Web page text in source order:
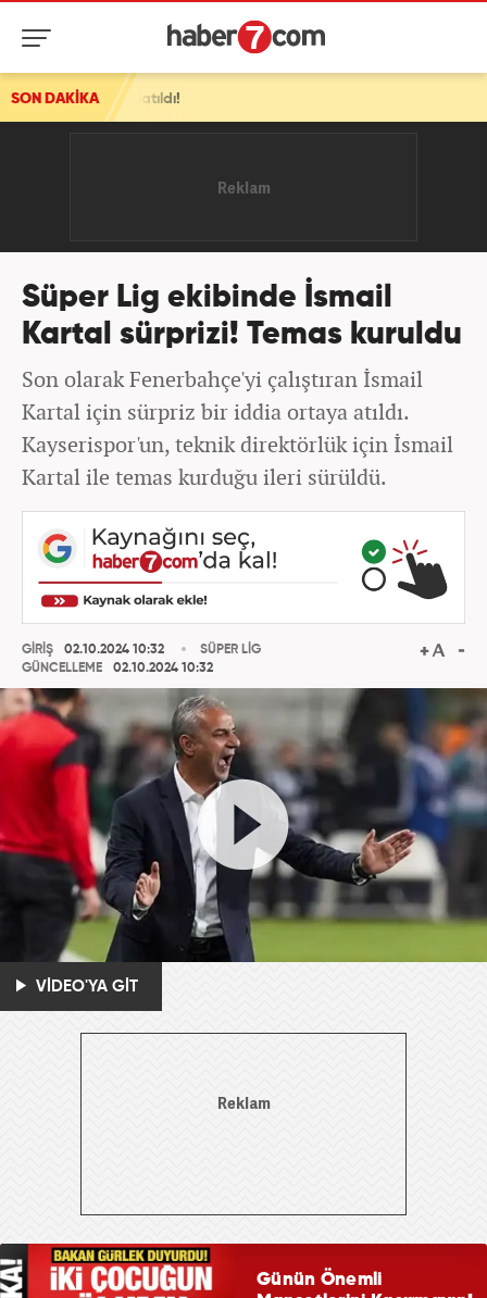
SON DAKİKA
Süper Lig ekibinde İsmail
Kartal sürprizi! Temas kuruldu
Son olarak Fenerbahçe'yi çalıştıran İsmail
Kartal için sürpriz bir iddia ortaya atıldı.
Kayserispor'un, teknik direktörlük için İsmail
Kartal ile temas kurduğu ileri sürüldü.
GİRİŞ
02.10.2024 10:32
GÜNCELLEME
02.10.2024 10:32
SÜPER LİG
VİDEO'YA GİT